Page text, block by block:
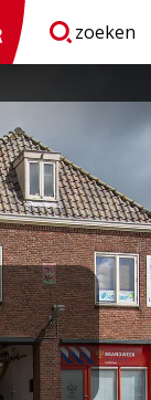
zoeken